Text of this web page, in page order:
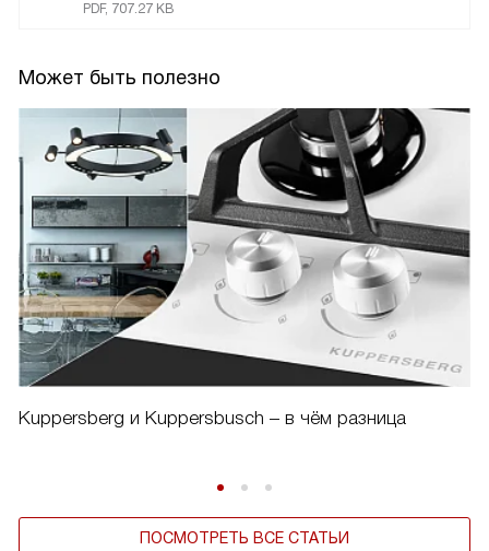
PDF, 707.27 KB
Может быть полезно
Kuppersberg и Kuppersbusch – в чём разница
ПОСМОТРЕТЬ ВСЕ СТАТЬИ